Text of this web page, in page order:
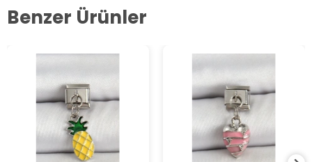
Benzer Ürünler